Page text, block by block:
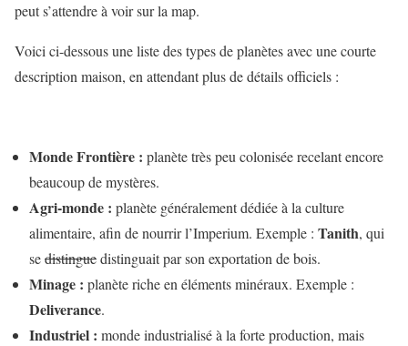
peut s’attendre à voir sur la map.
Voici ci-dessous une liste des types de planètes avec une courte
description maison, en attendant plus de détails officiels :
Monde Frontière : planète très peu colonisée recelant encore
beaucoup de mystères.
Agri-monde : planète généralement dédiée à la culture
alimentaire, afin de nourrir l’Imperium. Exemple : Tanith, qui
sedistinguedistinguait par son exportation de bois.
Minage : planète riche en éléments minéraux. Exemple :
Deliverance.
Industriel : monde industrialisé à la forte production, mais